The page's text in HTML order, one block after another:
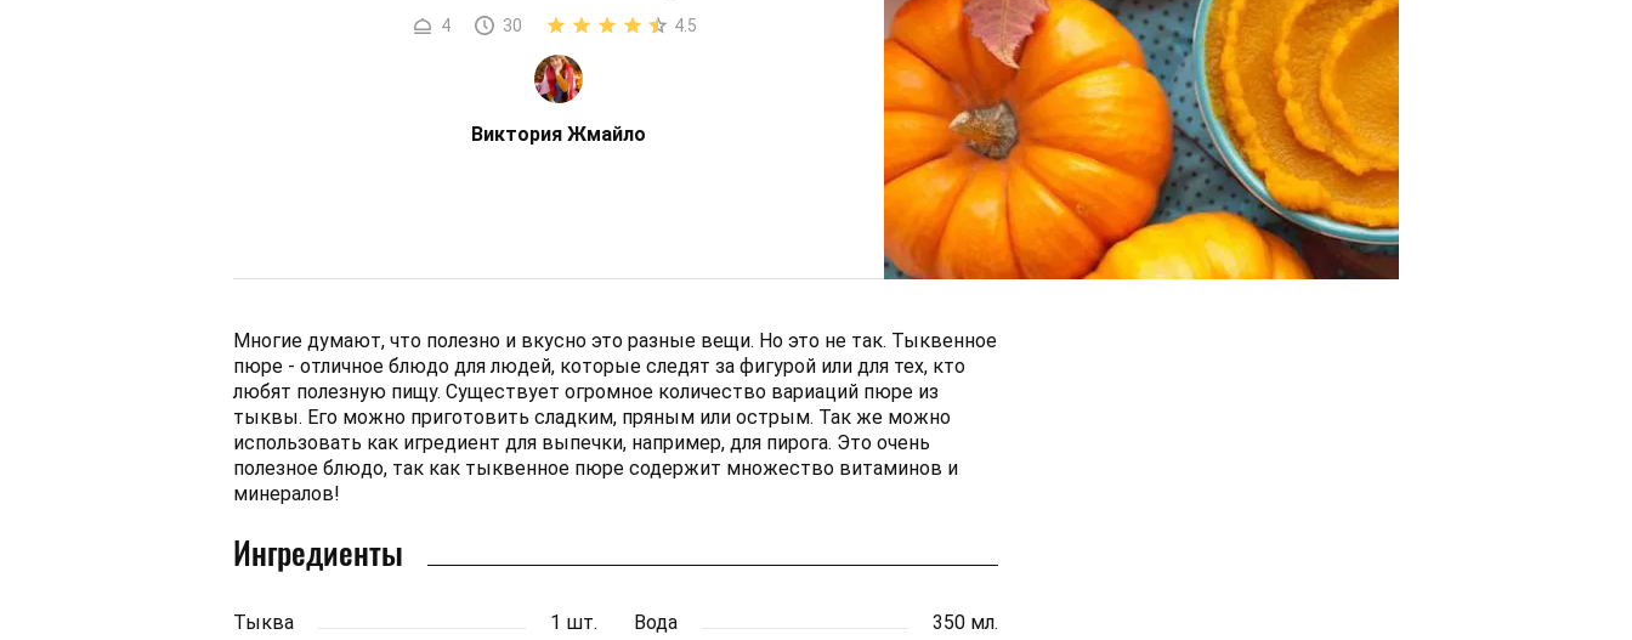
4 30 4.5
Виктория Жмайло
Многие думают, что полезно и вкусно это разные вещи. Но это не так. Тыквенное
пюре - отличное блюдо для людей, которые следят за фигурой или для тех, кто
любят полезную пищу. Существует огромное количество вариаций пюре из
тыквы. Его можно приготовить сладким, пряным или острым. Так же можно
использовать как игредиент для выпечки, например, для пирога. Это очень
полезное блюдо, так как тыквенное пюре содержит множество витаминов и
минералов!
Ингредиенты
Тыква 1 шт. Вода
350 мл.